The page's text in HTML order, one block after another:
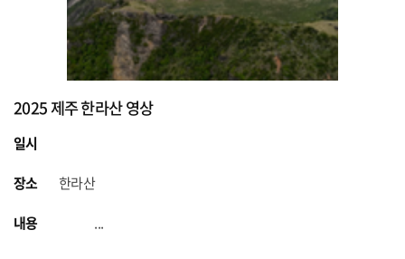
2025 제주 한라산 영상
일시
장소
한라산
내용
...